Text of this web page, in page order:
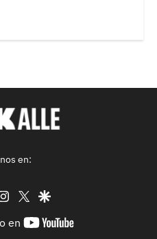
en:
instagram
twittergoogle
en
youtube-